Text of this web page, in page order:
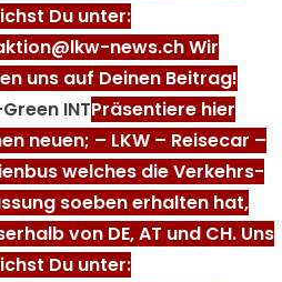
Du unter:
news.ch Wir
uns auf Deinen Beitrag!
INTPräsentiere hier
neuen; – LKW – Reisecar –
welches die Verkehrs-
soeben erhalten hat,
von DE, AT und CH. Uns
Du unter: